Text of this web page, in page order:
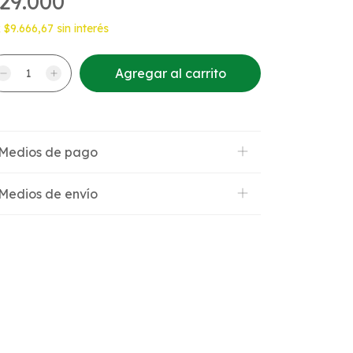
$9.666,67 sin interés
de pago
de envío